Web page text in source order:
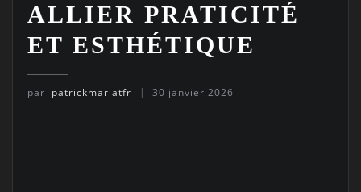
ALLIER PRATICITÉ
ET ESTHÉTIQUE
par patrickmarlatfr 30 janvier 2026